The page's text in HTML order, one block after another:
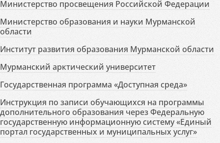
Министерство просвещения Российской Федерации
Министерство образования и науки Мурманской
области
Институт развития образования Мурманской области
Мурманский арктический университет
Государственная программа «Доступная среда»
Инструкция по записи обучающихся на программы
дополнительного образования через Федеральную
государственную информационную систему «Единый
портал государственных и муниципальных услуг»